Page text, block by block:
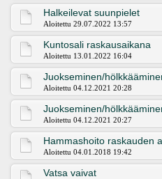
Halkeilevat suunpielet
Aloitettu 29.07.2022 13:57
Kuntosali raskausaikana
Aloitettu 13.01.2022 16:04
Juokseminen/
Aloitettu 04.12.2021 20:28
Juokseminen/
Aloitettu 04.12.2021 20:27
Hammashoito raskauden
Aloitettu 04.01.2018 19:42
Vatsa vaivat